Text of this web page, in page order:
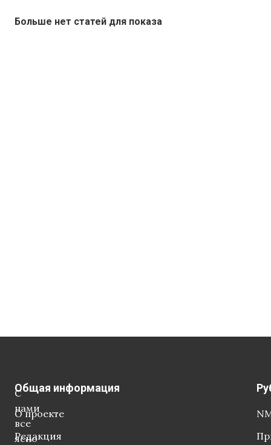
Больше нет статей для показа
С
нами
все
ясно
Общая информация
О проекте
Редакция